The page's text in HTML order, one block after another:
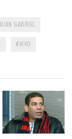
JUAN GABRIEL
VIVO